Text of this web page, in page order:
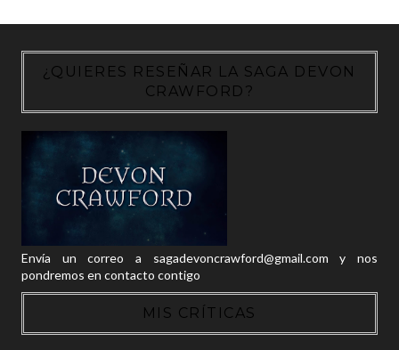
¿QUIERES RESEÑAR LA SAGA DEVON
CRAWFORD?
Envía un correo a sagadevoncrawford@gmail.com y nos
pondremos en contacto contigo
MIS CRÍTICAS